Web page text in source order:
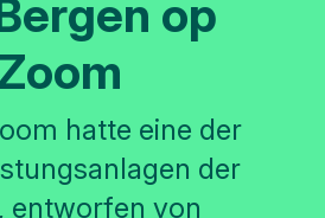
op
hatte eine der
der
entworfen von